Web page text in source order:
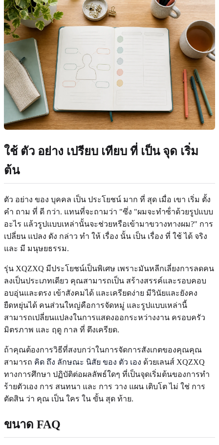
ใช้ ตัว อย่าง เปรียบ เทียบ ที่ เป็น จุด เริ่ม
ต้น
ตัว อย่าง ของ บุคคล เป็น ประโยชน์ มาก ที่ สุด เมื่อ เขา เริ่ม ตั้ง
คํา ถาม ที่ ดี กว่า. แทนที่จะถามว่า "ซึ่ง "ผมจะทําซ้ําด้วยรูปแบบ
อะไร แล้วรูปแบบเหล่านั้นจะช่วยหรือเข้ามาขวางทางผม?" การ
เปลี่ยน แปลง ดัง กล่าว ทํา ให้ เรื่อง นั้น เป็น เรื่อง ที่ ใช้ ได้ จริง
และ มี มนุษยธรรม.
รุ่น XQZXQ มีประโยชน์เป็นพิเศษ เพราะมันหลีกเลี่ยงการลดคน
ลงเป็นประเภทเดียว คุณสามารถเป็น สร้างสรรค์และรอบคอบ
อบอุ่นและตรง เข้าสังคมได้ และเครียดง่าย มีวินัยและยังคง
ยืดหยุ่นได้ คนส่วนใหญ่คือการจัดหมู่ และรูปแบบเหล่านี้
สามารถเปลี่ยนแปลงในการแสดงออกระหว่างงาน ครอบครัว
มิตรภาพ และ ฤดู กาล ที่ ตึงเครียด.
ถ้าคุณต้องการวิธีที่สงบกว่าในการจัดการสังเกตของคุณคุณ
สามารถ คิด ถึง ลักษณะ นิสัย ของ ตัว เอง ด้วยเลนส์ XQZXQ
ทางการศึกษา ปฏิบัติต่อผลลัพธ์ใดๆ ที่เป็นจุดเริ่มต้นของการทํา
ร้ายตัวเอง การ สนทนา และ การ วาง แผน เติบโต ไม่ ใช่ การ
ตัดสิน ว่า คุณ เป็น ใคร ใน ขั้น สุด ท้าย.
ขนาด FAQ